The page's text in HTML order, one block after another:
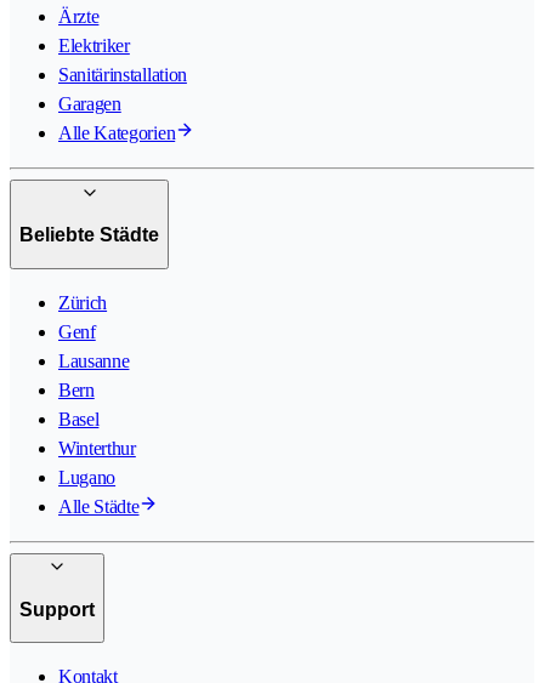
Ärzte
Elektriker
Sanitärinstallation
Garagen
Alle Kategorien
Beliebte Städte
Zürich
Genf
Lausanne
Bern
Basel
Winterthur
Lugano
Alle Städte
Support
Kontakt